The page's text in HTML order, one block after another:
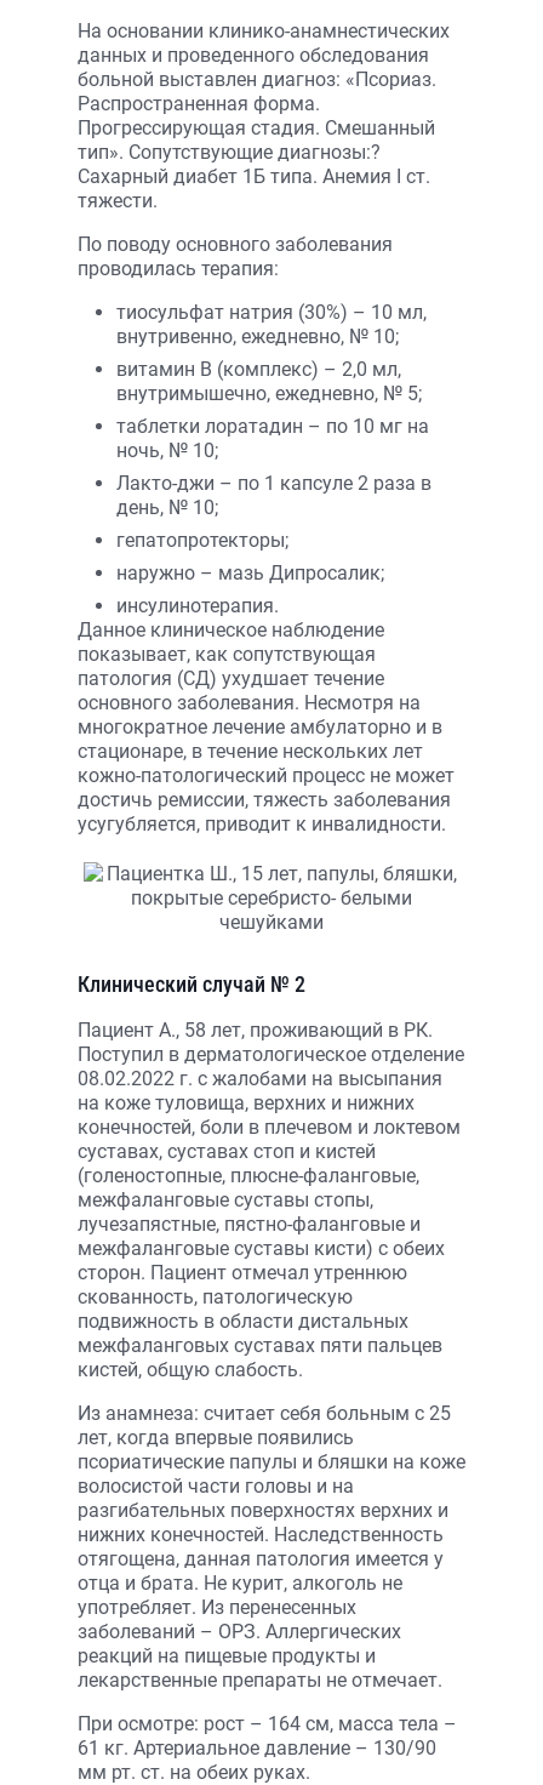
На основании клинико-анамнестических
данных и проведенного обследования
больной выставлен диагноз: «Псориаз.
Распространенная форма.
Прогрессирующая стадия. Смешанный
тип». Сопутствующие диагнозы:?
Сахарный диабет 1Б типа. Анемия I ст.
тяжести.
По поводу основного заболевания
проводилась терапия:
тиосульфат натрия (30%) – 10 мл,
внутривенно, ежедневно, № 10;
витамин В (комплекс) – 2,0 мл,
внутримышечно, ежедневно, № 5;
таблетки лоратадин – по 10 мг на
ночь, № 10;
Лакто-джи – по 1 капсуле 2 раза в
день, № 10;
гепатопротекторы;
наружно – мазь Дипросалик;
инсулинотерапия.
Данное клиническое наблюдение
показывает, как сопутствующая
патология (СД) ухудшает течение
основного заболевания. Несмотря на
многократное лечение амбулаторно и в
стационаре, в течение нескольких лет
кожно-патологический процесс не может
достичь ремиссии, тяжесть заболевания
усугубляется, приводит к инвалидности.
Клинический случай № 2
Пациент А., 58 лет, проживающий в РК.
Поступил в дерматологическое отделение
08.02.2022 г. с жалобами на высыпания
на коже туловища, верхних и нижних
конечностей, боли в плечевом и локтевом
суставах, суставах стоп и кистей
(голеностопные, плюсне-фаланговые,
межфаланговые суставы стопы,
лучезапястные, пястно-фаланговые и
межфаланговые суставы кисти) с обеих
сторон. Пациент отмечал утреннюю
скованность, патологическую
подвижность в области дистальных
межфаланговых суставах пяти пальцев
кистей, общую слабость.
Из анамнеза: считает себя больным с 25
лет, когда впервые появились
псориатические папулы и бляшки на коже
волосистой части головы и на
разгибательных поверхностях верхних и
нижних конечностей. Наследственность
отягощена, данная патология имеется у
отца и брата. Не курит, алкоголь не
употребляет. Из перенесенных
заболеваний – ОРЗ. Аллергических
реакций на пищевые продукты и
лекарственные препараты не отмечает.
При осмотре: рост – 164 см, масса тела –
61 кг. Артериальное давление – 130/90
мм рт. ст. на обеих руках.